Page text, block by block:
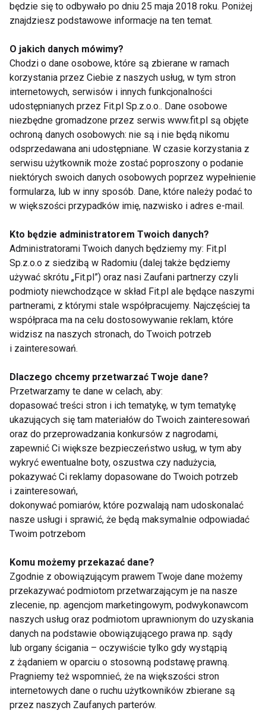
I śniadanie(263 kcal)
Kanapka z 1 kromki chleba sitkowego (25g) z
(30g), rzodkiewkami (100g), łyżką koperku,
winogrona (100g), herbata bez cukru z cytryną.
II śniadanie(116 kcal)
Koktajl ze 150g truskawek i szklanki (200ml)
maślanki 0,5%
Obiad(477 kcal)
200ml zupy jarzynowej, 150g mięsa wołowego w
sosie koperkowym, 40g kaszy gryczanej (suchej),
bez cukru.
Podwieczorek(66 kcal)
1 średnia pomarańcza (około 150g).
Kolacja(225 kcal)
150g pierogów leniwych polanych jogurtem
IV DZIEŃ:
I śniadanie (274 kcal)
35g muesli z owocami suszonymi ze szklanką
mleka 0,5% (250ml), 150ml soku jabłkowego
rozcieńczonego wodą.
II śniadanie(116 kcal)
1 kromka chleba chrupkiego żytniego z białym
serem chudym (50g) i łyżką koperku, sok
pomidorowy (200ml)
Obiad(445 kcal)
300ml zupy kremu z selera naciowego, udko
pieczone z kurczaka bez skóry (100g), 100g
ziemniaków gotowanych, 200g buraczków
gotowanych, herbata bez cukru. Zupa krem z selera
naciowego: Składniki: 250g selera naciowego, 100ml
(pół szklanki) bulionu warzywnego, 1/4 małego
pomidora, 50ml jogurtu naturalnego bez cukru, 1
będzie się to odbywało po dniu 25 maja 2018 roku. Poniżej
znajdziesz podstawowe informacje na ten temat.
O jakich danych mówimy?
Chodzi o dane osobowe, które są zbierane w ramach
korzystania przez Ciebie z naszych usług, w tym stron
internetowych, serwisów i innych funkcjonalności
udostępnianych przez Fit.pl Sp.z.o.o.. Dane osobowe
niezbędne gromadzone przez serwis www.fit.pl są objęte
ochroną danych osobowych: nie są i nie będą nikomu
odsprzedawana ani udostępniane. W czasie korzystania z
serwisu użytkownik może zostać poproszony o podanie
niektórych swoich danych osobowych poprzez wypełnienie
formularza, lub w inny sposób. Dane, które należy podać to
w większości przypadków imię, nazwisko i adres e-mail.
Kto będzie administratorem Twoich danych?
Administratorami Twoich danych będziemy my: Fit.pl
Sp.z.o.o z siedzibą w Radomiu (dalej także będziemy
używać skrótu „Fit.pl”) oraz nasi Zaufani partnerzy czyli
podmioty niewchodzące w skład Fit.pl ale będące naszymi
partnerami, z którymi stale współpracujemy. Najczęściej ta
współpraca ma na celu dostosowywanie reklam, które
widzisz na naszych stronach, do Twoich potrzeb
i zainteresowań.
Dlaczego chcemy przetwarzać Twoje dane?
Przetwarzamy te dane w celach, aby:
dopasować treści stron i ich tematykę, w tym tematykę
ukazujących się tam materiałów do Twoich zainteresowań
oraz do przeprowadzania konkursów z nagrodami,
zapewnić Ci większe bezpieczeństwo usług, w tym aby
wykryć ewentualne boty, oszustwa czy nadużycia,
pokazywać Ci reklamy dopasowane do Twoich potrzeb
i zainteresowań,
dokonywać pomiarów, które pozwalają nam udoskonalać
nasze usługi i sprawić, że będą maksymalnie odpowiadać
Twoim potrzebom
Komu możemy przekazać dane?
Zgodnie z obowiązującym prawem Twoje dane możemy
przekazywać podmiotom przetwarzającym je na nasze
zlecenie, np. agencjom marketingowym, podwykonawcom
naszych usług oraz podmiotom uprawnionym do uzyskania
danych na podstawie obowiązującego prawa np. sądy
lub organy ścigania – oczywiście tylko gdy wystąpią
z żądaniem w oparciu o stosowną podstawę prawną.
Pragniemy też wspomnieć, że na większości stron
internetowych dane o ruchu użytkowników zbierane są
przez naszych Zaufanych parterów.